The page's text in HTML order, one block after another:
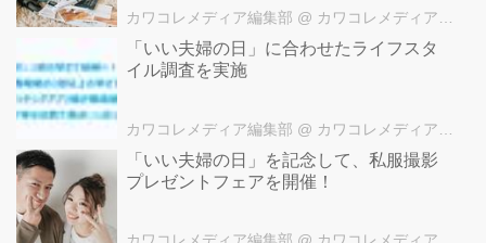
カワコレメディア編集部 @ カワコレメディア編集部
「いい夫婦の日」に合わせたライフスタ
イル調査を実施
カワコレメディア編集部 @ カワコレメディア編集部
「いい夫婦の日」を記念して、私服撮影
プレゼントフェアを開催！